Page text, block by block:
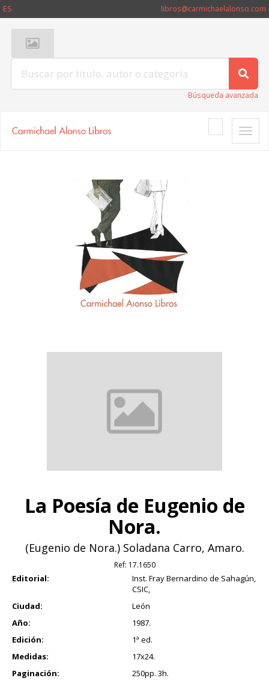
ES libros@carmichaelalonso.com
Búsqueda avanzada
Toggle
La Poesía de Eugenio de
Nora.
(Eugenio de Nora.) Soladana Carro, Amaro.
Ref: 17.1650
Editorial:
Inst. Fray Bernardino de Sahagún,
CSIC,
Ciudad:
León
Año:
1987.
Edición:
1ª ed.
Medidas:
17x24.
Paginación:
250pp. 3h.